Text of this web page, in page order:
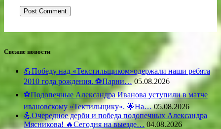
Свежие новости
💪Победу над «Текстильщиком»одержали наши ребята
2010 года рождения. ⚽️Парни… 05.08.2026
⚽️Подопечные Александра Иванова уступили в матче
ивановскому «Тектильщику». 🌟На… 05.08.2026
💪Очередное дерби и победа подопечных Александра
Мясникова! 🔥Сегодня на выезде… 04.08.2026